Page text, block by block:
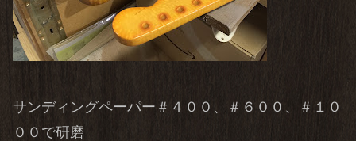
サンディングペーパー＃４００、＃６００、＃１０
００で研磨